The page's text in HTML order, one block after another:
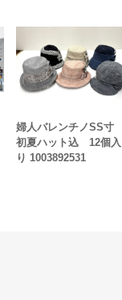
婦人バレンチノSS寸
初夏ハット込 12個入
り 1003892531